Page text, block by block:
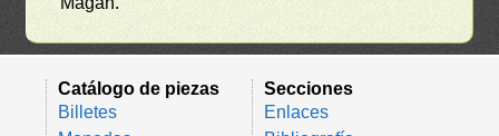
Catálogo de piezas
Billetes
Secciones
Enlaces